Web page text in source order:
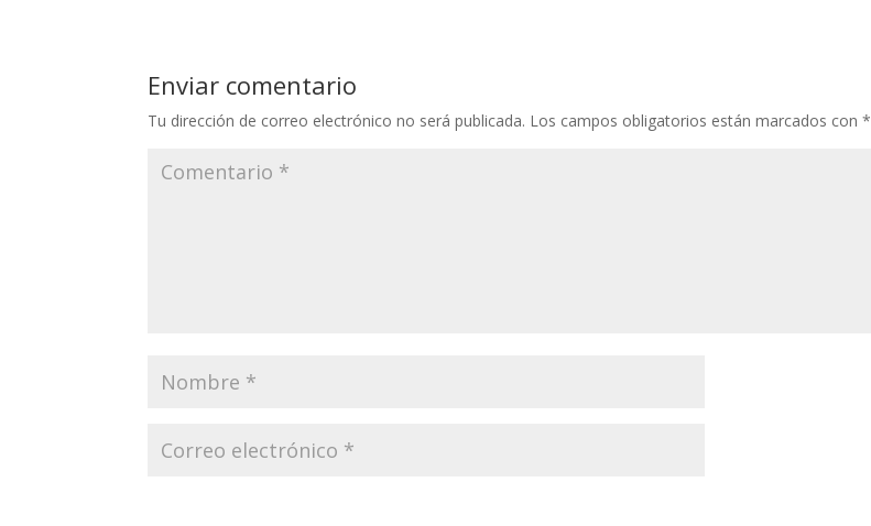
Enviar comentario
Tu dirección de correo electrónico no será publicada. Los campos obligatorios están marcados con*